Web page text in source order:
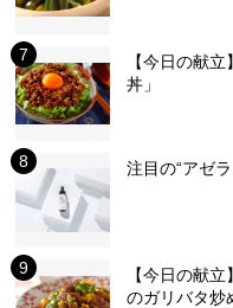
【今日の献
丼」
注目の“アゼ
【今日の献
のガリバタ炒